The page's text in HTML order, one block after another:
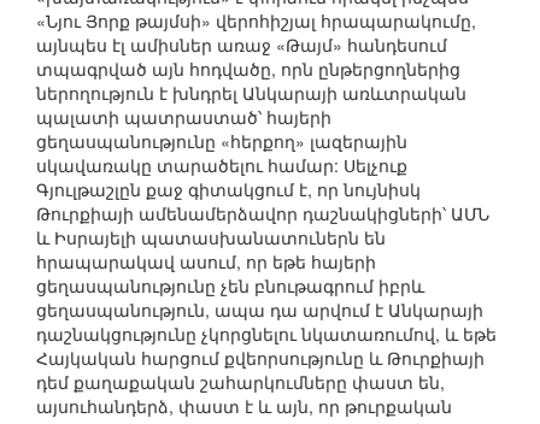
«Նյու Յորք թայմսի» վերոհիշյալ հրապարակումը,
այնպես էլ ամիսներ առաջ «Թայմ» հանդեսում
տպագրված այն հոդվածը, որն ընթերցողներից
ներողություն է խնդրել Անկարայի առևտրական
պալատի պատրաստած՝ հայերի
ցեղասպանությունը «հերքող» լազերային
սկավառակը տարածելու համար: Սելչուք
Գյուլթաշլըն քաջ գիտակցում է, որ նույնիսկ
Թուրքիայի ամենամերձավոր դաշնակիցների՝ ԱՄՆ
և Իսրայելի պատասխանատուներն են
հրապարակավ ասում, որ եթե հայերի
ցեղասպանությունը չեն բնութագրում իբրև
ցեղասպանություն, ապա դա արվում է Անկարայի
դաշնակցությունը չկորցնելու նկատառումով, և եթե
Հայկական հարցում քվեորսությունը և Թուրքիայի
դեմ քաղաքական շահարկումները փաստ են,
այսուհանդերձ, փաստ է և այն, որ թուրքական